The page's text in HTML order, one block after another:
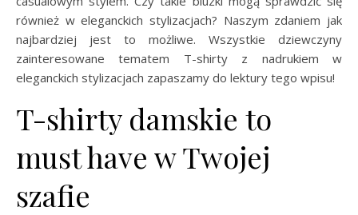
również w eleganckich stylizacjach? Naszym zdaniem jak
najbardziej jest to możliwe. Wszystkie dziewczyny
zainteresowane tematem T-shirty z nadrukiem w
eleganckich stylizacjach zapaszamy do lektury tego wpisu!
T-shirty damskie to
must have w Twojej
szafie